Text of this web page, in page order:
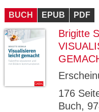
BUCH EPUB PDF
Brigitte
176
Buch,